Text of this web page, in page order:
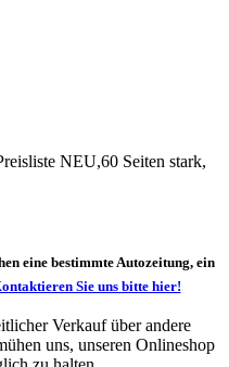
NEU,60 Seiten stark,
eine bestimmte Autozeitung, ein
Sie uns bitte hier!
Verkauf über andere
uns, unseren Onlineshop